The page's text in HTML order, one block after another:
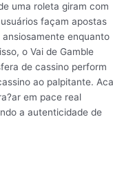
uma roleta giram com
façam apostas
enquanto
o Vai de Gamble
de cassino perform
ao palpitante.
em pace real
a autenticidade de